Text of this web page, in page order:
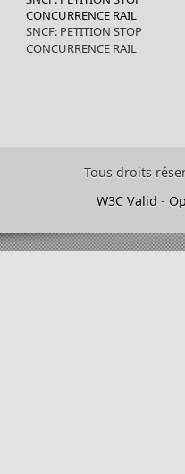
CONCURRENCE RAIL
SNCF: PETITION STOP
CONCURRENCE RAIL
Tous droits
W3C Valid -